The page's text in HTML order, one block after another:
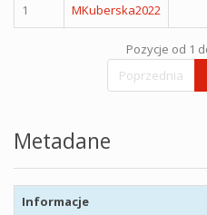
1 MKuberska2022
Pozycje od 1
Poprzednia
Metadane
Informacje